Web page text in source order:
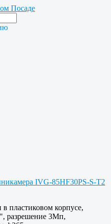
пластиковом корпусе,
разрешение 3Мп,